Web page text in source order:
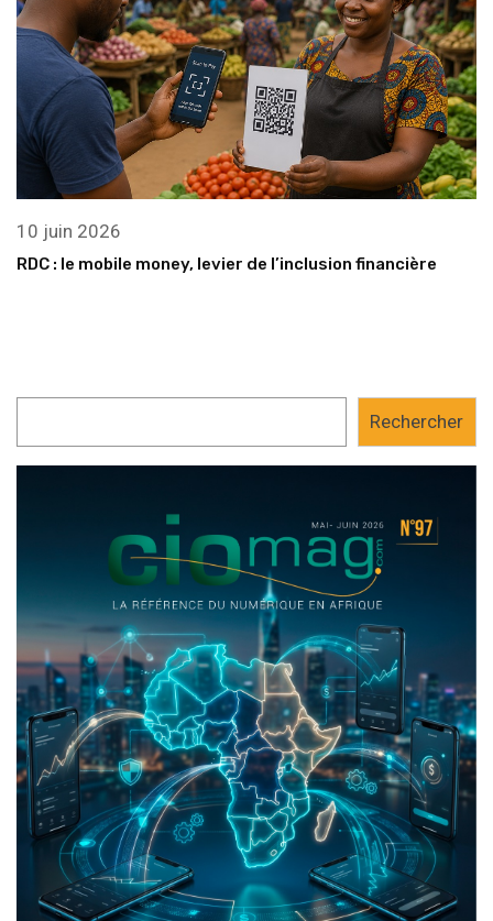
10 juin 2026
RDC : le mobile money, levier de l’inclusion financière
Rechercher